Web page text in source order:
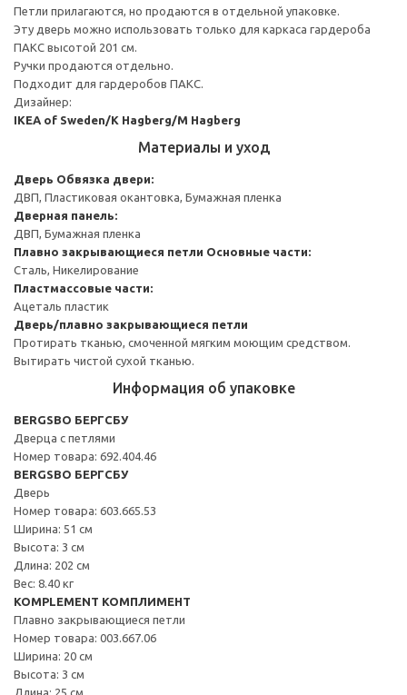
Петли прилагаются, но продаются в отдельной упаковке.
Эту дверь можно использовать только для каркаса гардероба
ПАКС высотой 201 см.
Ручки продаются отдельно.
Подходит для гардеробов ПАКС.
Дизайнер:
IKEA of Sweden/K Hagberg/M Hagberg
Материалы и уход
Дверь Обвязка двери:
ДВП, Пластиковая окантовка, Бумажная пленка
Дверная панель:
ДВП, Бумажная пленка
Плавно закрывающиеся петли Основные части:
Сталь, Никелирование
Пластмассовые части:
Ацеталь пластик
Дверь/плавно закрывающиеся петли
Протирать тканью, смоченной мягким моющим средством.
Вытирать чистой сухой тканью.
Информация об упаковке
BERGSBO БЕРГСБУ
Дверца с петлями
Номер товара: 692.404.46
BERGSBO БЕРГСБУ
Дверь
Номер товара: 603.665.53
Ширина: 51 см
Высота: 3 см
Длина: 202 см
Вес: 8.40 кг
KOMPLEMENT КОМПЛИМЕНТ
Плавно закрывающиеся петли
Номер товара: 003.667.06
Ширина: 20 см
Высота: 3 см
Длина: 25 см